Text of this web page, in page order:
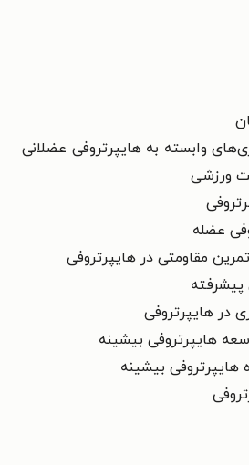
وابسته به هایپرتروفی عضلانی
ورزشی
عضله
مقاومتی در هایپرتروفی
در هایپرتروفی
هایپرتروفی بیشینه
هایپرتروفی بیشینه